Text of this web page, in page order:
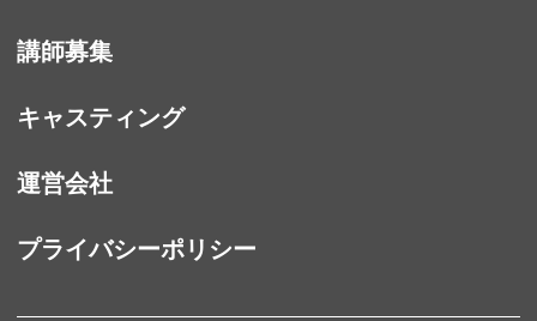
講師募集
キャスティング
運営会社
プライバシーポリシー